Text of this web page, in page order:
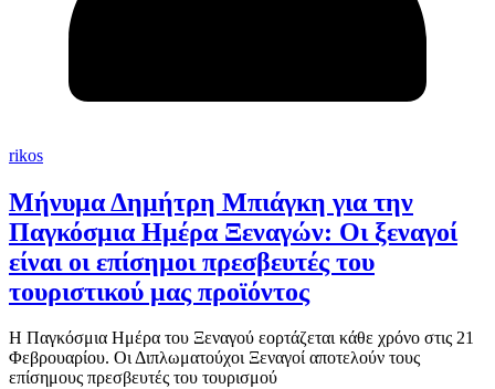
rikos
Μήνυμα Δημήτρη Μπιάγκη για την
Παγκόσμια Ημέρα Ξεναγών: Οι ξεναγοί
είναι οι επίσημοι πρεσβευτές του
τουριστικού μας προϊόντος
Η Παγκόσμια Ημέρα του Ξεναγού εορτάζεται κάθε χρόνο στις 21
Φεβρουαρίου. Οι Διπλωματούχοι Ξεναγοί αποτελούν τους
επίσημους πρεσβευτές του τουρισμού